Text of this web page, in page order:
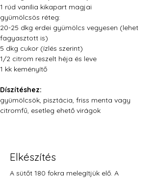
1 rúd vanília kikapart magjai
gyümölcsös réteg:
20-25 dkg erdei gyümölcs vegyesen (lehet
fagyasztott is)
5 dkg cukor (ízlés szerint)
1/2 citrom reszelt héja és leve
1 kk keményítő
Díszítéshez:
gyümölcsök, pisztácia, friss menta vagy
citromfű, esetleg ehető virágok
Elkészítés
A sütőt 180 fokra melegítjük elő. A